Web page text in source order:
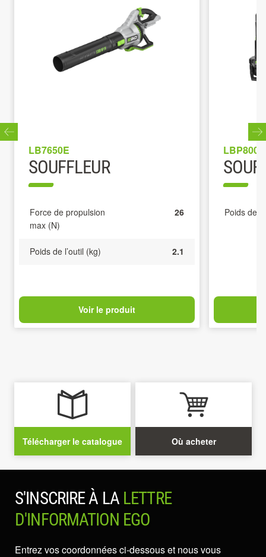
LB7650E
SOUFFLEUR
Force de propulsion
max (N)
26
Poids de l’outil (kg) 2.1
Voir le produit
Poids de
Télécharger le catalogue Où acheter
S'INSCRIRE À LA LETTRE
D'INFORMATION EGO
Entrez vos coordonnées ci-dessous et nous vous